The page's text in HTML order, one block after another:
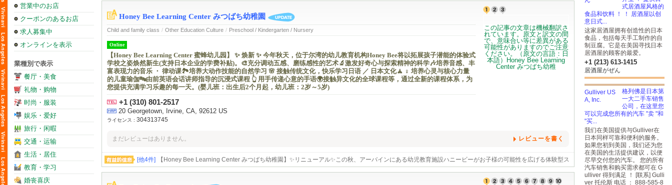
営業中のお店
クーポンのあるお店
求人募集中
オンラインを表示
業種別で表示
餐厅・美食
礼物・购物
时尚・服装
娱乐・爱好
旅行・闲暇
交通・运输
生活・居住
教育・学习
婚丧喜庆
Honey Bee Learning Center みつばち幼稚園
Child and family class / Other Education Culture / Preschool / Kindergarten / Nursery
Online
【Honey Bee Learning Center 蜜蜂幼儿园】 ✨ ️焕新 ✨ ️今年秋天，位于尔湾的幼儿教育机构Honey Bee将以拓展孩子潜能的体验式
学校之姿焕然新生(支持日本企业的学费补贴)。🎨充分调动五感、磨练感性的艺术🔬激发好奇心与探索精神的科学🎶培养音感、丰
富表现力的音乐 ・ 律动课🏞️培养大动作技能的自然学习 🌸 接触传统文化，快乐学习日语 ／ 日本文化🧘‍ ♀ ️培养心灵与核心力量
的儿童瑜伽🔤由前英语会话讲师指导的沉浸式课程 👆 ️用手传递心意的手语🌍️接触异文化的全球课程等，通过全新的课程体系，为
您提供充满学习乐趣的每一天。(婴儿班：出生后2个月起，幼儿班：2岁～5岁)
+1 (310) 801-2517
20 Georgetown, Irvine, CA, 92612 US
ライセンス : 304313745
まだレビューはありません。 レビューを書く
[他4件]
【Honey Bee Learning Center みつばち幼稚園】✨️リニューアル✨️この秋、アーバインにある幼児教育施設ハニービーがお子様の可能性を広げる体験型ス
クールとして新しくなります(日本企業の学費補助対応)。🎨五感をフルに使って感性を磨くアート🔬好奇心と探求心を引き出すサイエンス🎶音感を身に付け表現
力を豊かにする音楽・リトミック🏞️グロスモータースキルを築く自然学習🌸伝統的な文化に触れて楽しく学ぶ日本語／日本文化🧘‍♀️心と体幹を育てるキッズヨガ
🔤元英会話講師によるイマージョン👆️手で思いを伝える手話🌍️異文化に触れるグローバルクラス等、新しいカリキュラムで学びのある毎日を提供します。(ベビー
式居酒屋风格的
食品和饮料 ！ ！ 居酒屋以创
意日式...
这家居酒屋拥有创造性的日本
食品，包括每天手工制作的自
制豆腐。它是在美国寻找日本
居酒屋的顾客的最爱。
+1 (213) 613-1415
居酒屋がぜん
格列佛是日本第
一大二手车销售
公司，在这里您
可以完成您所有的汽车 "卖 "和
"买...
我们在美国提供与Gulliver在
日本同样可靠和便利的服务。
如果您初到美国，我们还为您
在美国的生活提供建议，以便
尽早交付您的汽车。 您的所有
汽车销售和购买需求都可在 G
ulliver 得到满足 ！ [联系] Gulli
ver 托伦斯 电话 ： 888-585-8